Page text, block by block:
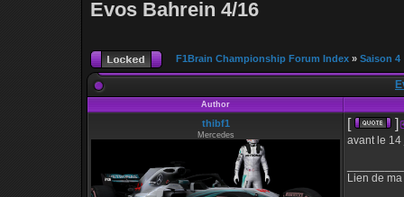
Evos Bahrein 4/16
F1Brain Championship Forum Index » Saison 4
Author
thibf1
Mercedes
[ ]
avant le
Lien de